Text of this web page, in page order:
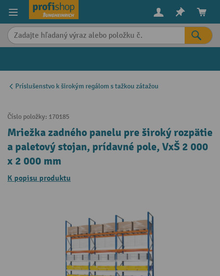
content
Príslušenstvo k širokým regálom s tažkou zátažou
Číslo položky: 170185
Mriežka zadného panelu pre široký rozpätie
a paletový stojan, prídavné pole, VxŠ 2 000
x 2 000 mm
K popisu produktu